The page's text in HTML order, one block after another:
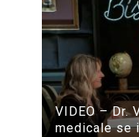
VIDEO – Dr.
medicale se